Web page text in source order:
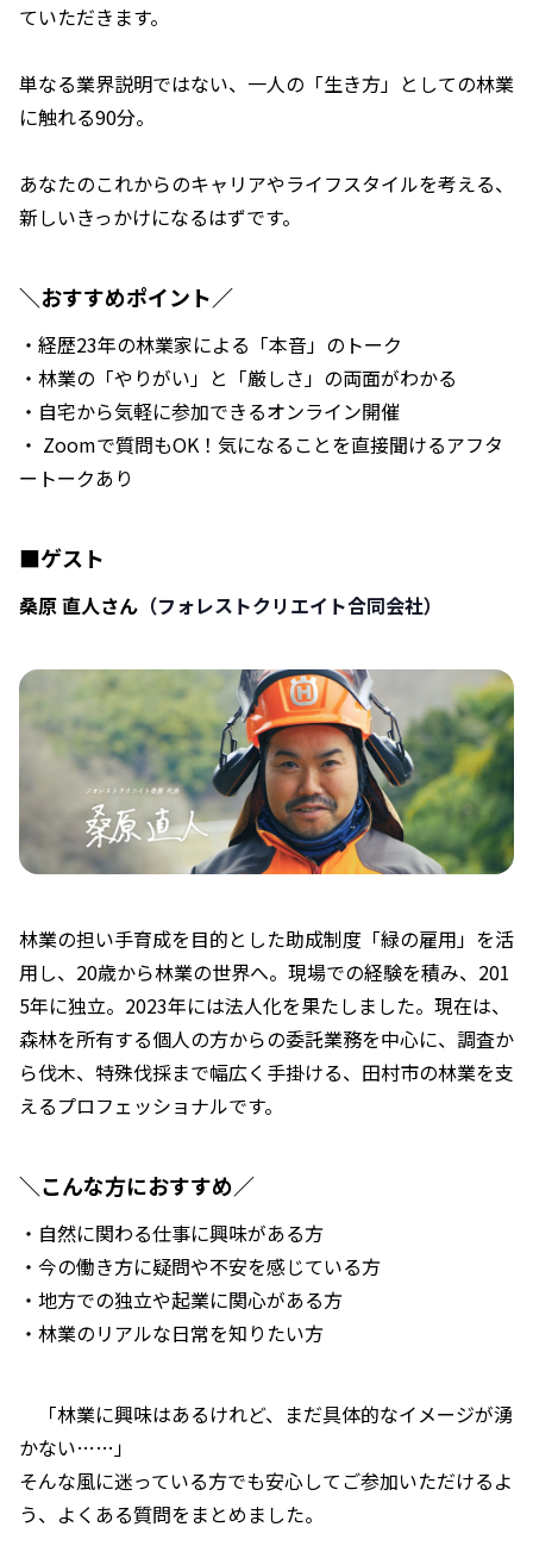
ていただきます。
単なる業界説明ではない、一人の「生き方」としての林業
に触れる90分。
あなたのこれからのキャリアやライフスタイルを考える、
新しいきっかけになるはずです。
＼おすすめポイント／
・経歴23年の林業家による「本音」のトーク
・林業の「やりがい」と「厳しさ」の両面がわかる
・自宅から気軽に参加できるオンライン開催
・ Zoomで質問もOK！気になることを直接聞けるアフタ
ートークあり
■ゲスト
桑原 直人さん （フォレストクリエイト合同会社）
林業の担い手育成を目的とした助成制度「緑の雇用」を活
用し、20歳から林業の世界へ。現場での経験を積み、201
5年に独立。2023年には法人化を果たしました。現在は、
森林を所有する個人の方からの委託業務を中心に、調査か
ら伐木、特殊伐採まで幅広く手掛ける、田村市の林業を支
えるプロフェッショナルです。
＼こんな方におすすめ／
・自然に関わる仕事に興味がある方
・今の働き方に疑問や不安を感じている方
・地方での独立や起業に関心がある方
・林業のリアルな日常を知りたい方
「林業に興味はあるけれど、まだ具体的なイメージが湧
かない……」
そんな風に迷っている方でも安心してご参加いただけるよ
う、よくある質問をまとめました。